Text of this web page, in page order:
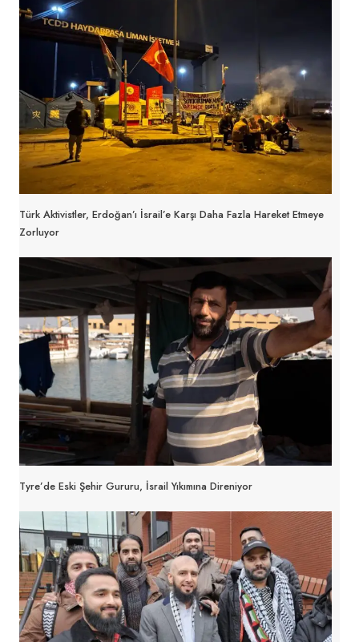
Türk Aktivistler, Erdoğan’ı İsrail’e Karşı Daha Fazla Hareket Etmeye
Zorluyor
Tyre’de Eski Şehir Gururu, İsrail Yıkımına Direniyor